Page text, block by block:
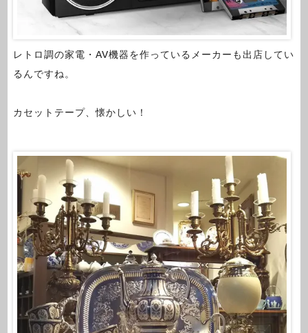
レトロ調の家電・AV機器を作っているメーカーも出店してい
るんですね。
カセットテープ、懐かしい！